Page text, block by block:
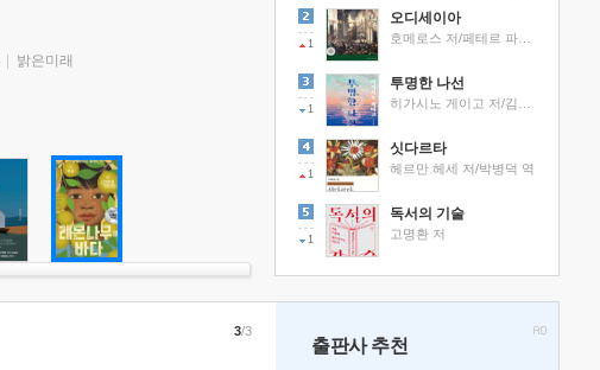
밝은미래
1
오디세이아
1
투명한 나선
1
싯다르타
헤르만 헤세 저/박병덕 역
1
독서의 기술
고명환 저
3/3
출판사 추천